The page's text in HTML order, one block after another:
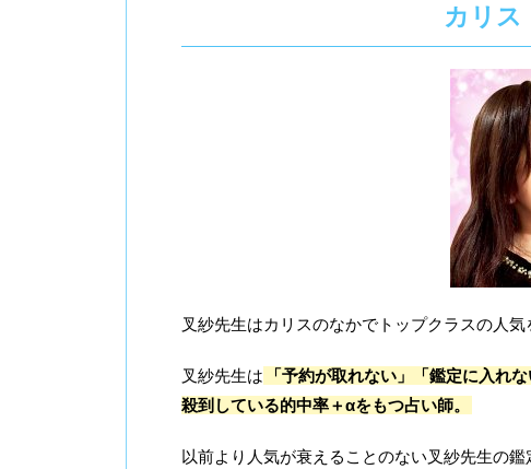
カリス
叉紗先生はカリスのなかでトップクラスの人気
叉紗先生は
「予約が取れない」「鑑定に入れ
殺到している的中率＋αをもつ占い師。
以前より人気が衰えることのない叉紗先生の